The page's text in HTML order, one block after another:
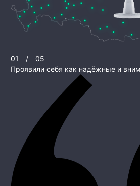
01 /
05
Проявили себя как надёжные и